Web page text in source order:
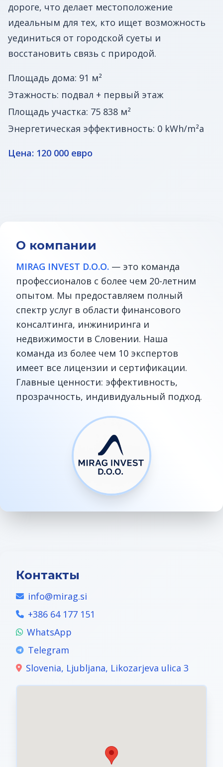
дороге, что делает местоположение
идеальным для тех, кто ищет возможность
уединиться от городской суеты и
восстановить связь с природой.
Площадь дома: 91 м²
Этажность: подвал + первый этаж
Площадь участка: 75 838 м²
Энергетическая эффективность: 0 kWh/m²a
Цена: 120 000 евро
О компании
MIRAG INVEST D.O.O. — это команда
профессионалов с более чем 20-летним
опытом. Мы предоставляем полный
спектр услуг в области финансового
консалтинга, инжиниринга и
недвижимости в Словении. Наша
команда из более чем 10 экспертов
имеет все лицензии и сертификации.
Главные ценности: эффективность,
прозрачность, индивидуальный подход.
Контакты
info@mirag.si
+386 64 177 151
WhatsApp
Telegram
Slovenia, Ljubljana, Likozarjeva ulica 3